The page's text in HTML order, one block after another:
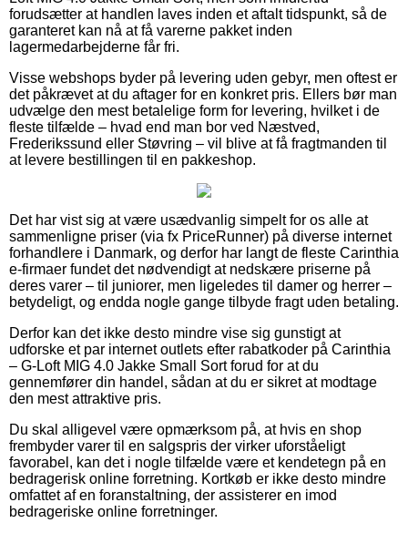
forudsætter at handlen laves inden et aftalt tidspunkt, så de
garanteret kan nå at få varerne pakket inden
lagermedarbejderne får fri.
Visse webshops byder på levering uden gebyr, men oftest er
det påkrævet at du aftager for en konkret pris. Ellers bør man
udvælge den mest betalelige form for levering, hvilket i de
fleste tilfælde – hvad end man bor ved Næstved,
Frederikssund eller Støvring – vil blive at få fragtmanden til
at levere bestillingen til en pakkeshop.
Det har vist sig at være usædvanlig simpelt for os alle at
sammenligne priser (via fx PriceRunner) på diverse internet
forhandlere i Danmark, og derfor har langt de fleste Carinthia
e-firmaer fundet det nødvendigt at nedskære priserne på
deres varer – til juniorer, men ligeledes til damer og herrer –
betydeligt, og endda nogle gange tilbyde fragt uden betaling.
Derfor kan det ikke desto mindre vise sig gunstigt at
udforske et par internet outlets efter rabatkoder på Carinthia
– G-Loft MIG 4.0 Jakke Small Sort forud for at du
gennemfører din handel, sådan at du er sikret at modtage
den mest attraktive pris.
Du skal alligevel være opmærksom på, at hvis en shop
frembyder varer til en salgspris der virker uforståeligt
favorabel, kan det i nogle tilfælde være et kendetegn på en
bedragerisk online forretning. Kortkøb er ikke desto mindre
omfattet af en foranstaltning, der assisterer en imod
bedrageriske online forretninger.